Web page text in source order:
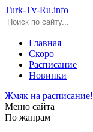
Turk-Tv-Ru.info
Главная
Скоро
Расписание
Новинки
Жмяк на расписание!
Меню сайта
По жанрам